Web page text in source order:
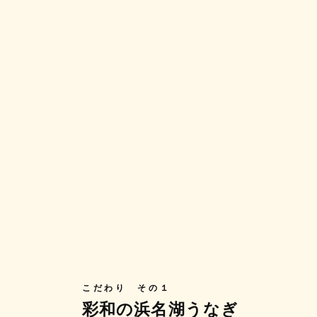
こだわり その１
彩和の浜名湖うなぎ